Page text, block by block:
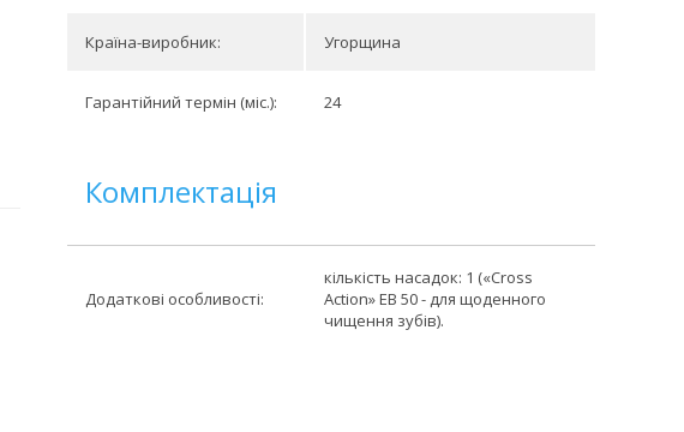
Країна-виробник: Угорщина
Гарантійний термін (міс.): 24
Комплектація
Додаткові особливості:
кількість насадок: 1 («Cross
Action» EB 50 - для щоденного
чищення зубів).